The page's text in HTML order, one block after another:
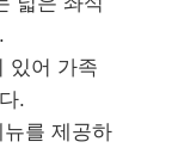
있어 가족
.
를 제공하